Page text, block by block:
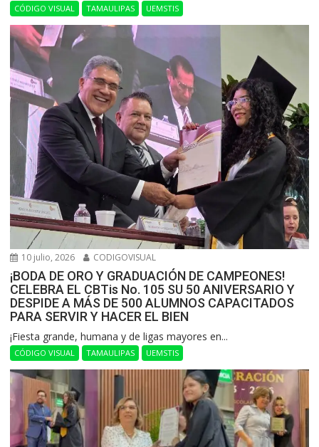
CÓDIGO VISUAL TAMAULIPAS UEMSTIS
10 julio, 2026 CODIGOVISUAL
¡BODA DE ORO Y GRADUACIÓN DE CAMPEONES!
CELEBRA EL CBTis No. 105 SU 50 ANIVERSARIO Y
DESPIDE A MÁS DE 500 ALUMNOS CAPACITADOS
PARA SERVIR Y HACER EL BIEN
​¡Fiesta grande, humana y de ligas mayores en...
CÓDIGO VISUAL TAMAULIPAS UEMSTIS